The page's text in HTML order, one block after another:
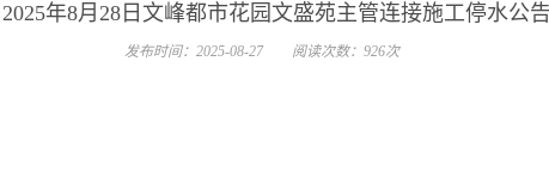
项目 用水常识
采购信息
服务点查询
供水管网报修
2025年8月28日文峰都市花园文盛苑主管连接施工停水公告
发布时间：2025-08-27 阅读次数：926次